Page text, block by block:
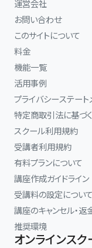
運営会社
お問い合わせ
このサイトについて
料金
機能一覧
活用事例
プライバシーステート
特定商取引法に基づ
スクール利用規約
受講者利用規約
有料プランについて
講座作成ガイドライン
受講料の設定について
講座のキャンセル・返
推奨環境
オンラインス